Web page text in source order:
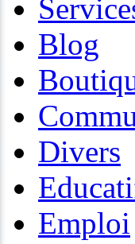
Blog
Divers
Emploi